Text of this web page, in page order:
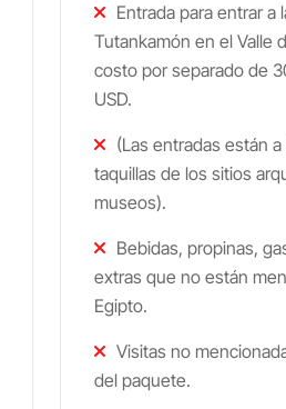
Entrada para entrar a
Tutankamón en el Valle
costo por separado de
USD.
(Las entradas están
taquillas de los sitios
museos).
Bebidas, propinas,
extras que no están
Egipto.
Visitas no
del paquete.